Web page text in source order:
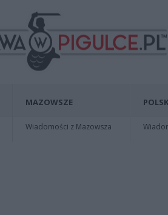
MAZOWSZE
Wiadomości z Mazowsza